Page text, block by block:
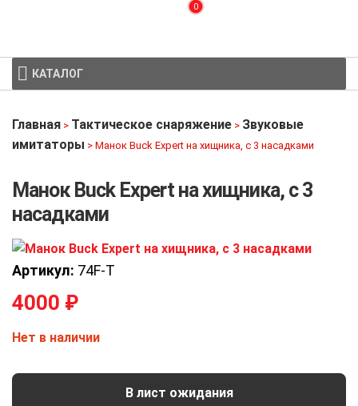
0
КАТАЛОГ
Главная > Тактическое снаряжение > Звуковые
имитаторы > Манок Buck Expert на хищника, с 3 насадками
Манок Buck Expert на хищника, с 3
насадками
Артикул: 74F-T
4000 ₽
Нет в наличии
В лист ожидания